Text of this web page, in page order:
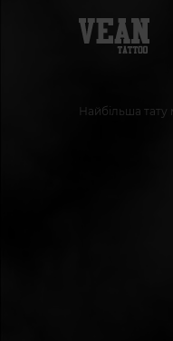
Найбільша тату